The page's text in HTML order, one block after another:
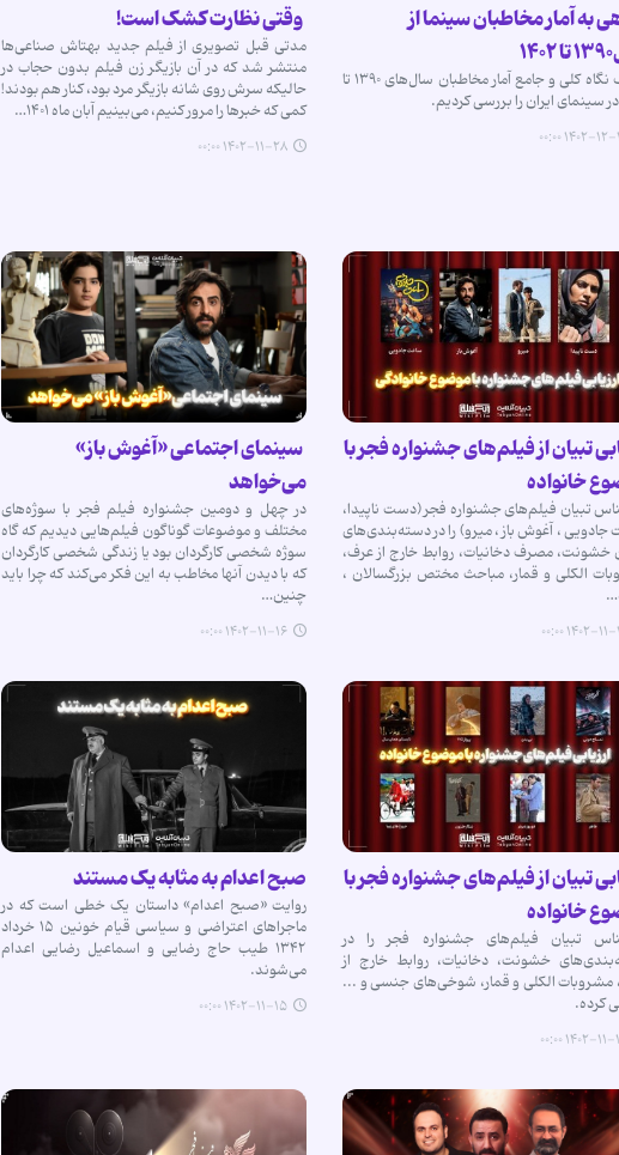
به آمار مخاطبان سینما از
در یک نگاه کلی و جامع آمار مخاطبان سال‌های ۱۳۹۰ تا
۱۲-۱۴ ۰۰:۰۰
وقتی نظارت کشک است!
مدتی قبل تصویری از فیلم جدید بهتاش صناعی‌ها
منتشر شد که در آن بازیگر زن فیلم بدون حجاب در
حالیکه سرش روی شانه بازیگر مرد بود، کنار هم بودند!
کمی که خبرها را مرور کنیم، می‌بینیم آبان ماه ۱۴۰۱…
۱۴۰۲-۱۱-۲۸ ۰۰:۰۰
تبیان از فیلم‌های جشنواره فجر با
خانواده
تبیان فیلم‌های جشنواره فجر (دست ناپیدا،
جادویی ، آغوش باز ، میرو) را در دسته‌بندی‌های
خشونت، مصرف دخانیات، روابط خارج از عرف،
الکلی و قمار، مباحث مختص بزرگسالان ،
۱۱-۱۷ ۰۰:۰۰
سینمای اجتماعی «آغوش باز»
می‌خواهد
در چهل و دومین جشنواره فیلم فجر با سوژه‌های
مختلف و موضوعات گوناگون فیلم‌هایی دیدیم که گاه
سوژه شخصی کارگردان بود یا زندگی شخصی کارگردان
که با دیدن آنها مخاطب به این فکر می‌کند که چرا باید
چنین…
۱۴۰۲-۱۱-۱۶ ۰۰:۰۰
تبیان از فیلم‌های جشنواره فجر با
خانواده
تبیان فیلم‌های جشنواره فجر را در
خشونت، دخانیات، روابط خارج از
مشروبات الکلی و قمار، شوخی‌های جنسی و ...
کرده.
۱۱-۱۵ ۰۰:۰۰
صبح اعدام به مثابه یک مستند
روایت «صبح اعدام» داستان یک خطی است که در
ماجراهای اعتراضی و سیاسی قیام خونین ۱۵ خرداد
۱۳۴۲ طیب حاج رضایی و اسماعیل رضایی اعدام
می‌شوند.
۱۴۰۲-۱۱-۱۵ ۰۰:۰۰